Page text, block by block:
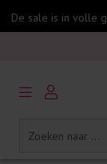
De sale is in volle